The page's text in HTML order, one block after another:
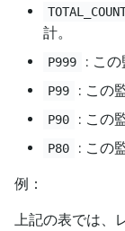
計。
P999 : この
P99 : この
P90 : この
P80 : この
例：
上記の表では、